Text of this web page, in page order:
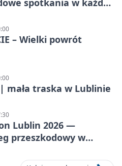
– Wielki powrót
mała traska w Lublinie
Lublin 2026 —
przeszkodowy w